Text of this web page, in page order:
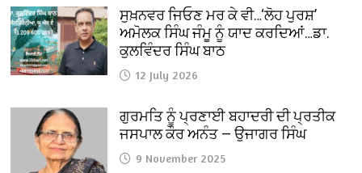
ਸੁਖ਼ਨਵਰ ਜਿਓਣ ਮਰ ਕੇ ਵੀ…‘ਲੋਹ ਪੁਰਸ਼’
ਅਮੋਲਕ ਸਿੰਘ ਜੰਮੂ ਨੂੰ ਯਾਦ ਕਰਦਿਆਂ…ਡਾ.
ਕੁਲਵਿੰਦਰ ਸਿੰਘ ਬਾਠ
12 July 2026
ਗੁਰਮਤਿ ਨੂੰ ਪ੍ਰਣਾਈ ਬਹਾਦਰੀ ਦੀ ਪ੍ਰਤੀਕ
ਜਸਪਾਲ ਕੌਰ ਅਨੰਤ — ਉਜਾਗਰ ਸਿੰਘ
9 November 2025